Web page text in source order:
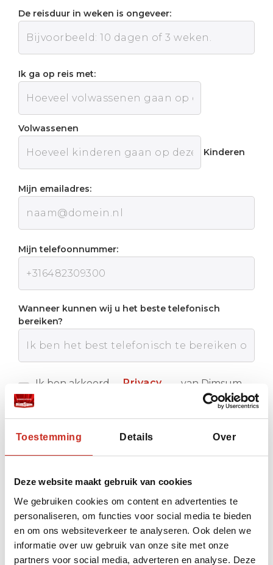
Toestemming Details Over
Deze website maakt gebruik van cookies
We gebruiken cookies om content en advertenties te
personaliseren, om functies voor social media te bieden
en om ons websiteverkeer te analyseren. Ook delen we
informatie over uw gebruik van onze site met onze
partners voor social media, adverteren en analyse. Deze
De reisduur in weken is ongeveer:
Ik ga op reis met:
Volwassenen
Kinderen
Mijn emailadres:
Mijn telefoonnummer:
Wanneer kunnen wij u het beste telefonisch
bereiken?
Ik ben akkoord
Privacy
van Dimsum
Reizen
Verstuur